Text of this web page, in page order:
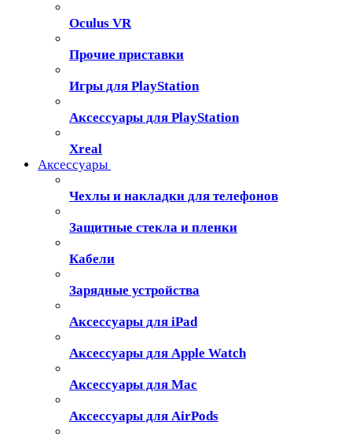
Oculus VR
Прочие приставки
Игры для PlayStation
Аксессуары для PlayStation
Xreal
Аксессуары
Чехлы и накладки для телефонов
Защитные стекла и пленки
Кабели
Зарядные устройства
Аксессуары для iPad
Аксессуары для Apple Watch
Аксессуары для Mac
Аксессуары для AirPods